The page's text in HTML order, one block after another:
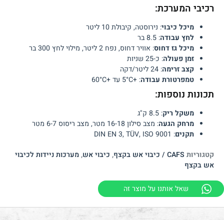
רכיבי המערכת:
מיכל כיבוי: נירוסטה, קיבולת 10 ליטר
לחץ עבודה: 8.5 בר
מיכל גז דחוס: אוויר דחוס, נפח 2 ליטר, מילוי לחץ 300 בר
זמן פעולה: כ-25 שניות
קצב זרימה: 24 ליטר/דקה
טמפרטורת עבודה: +5°C עד +60°C
תכונות נוספות:
משקל ריק: 8.5 ק"ג
מרחק הגעה: מצב סילון 16-18 מטר, מצב ריסוס 6-7 מטר
תקנים: DIN EN 3, TÜV, ISO 9001
קטגוריות CAFS / כיבוי אש בקצף , כיבוי אש,מערכות ניידות לכיבוי
אש בקצף
שאל אותנו על מוצר זה